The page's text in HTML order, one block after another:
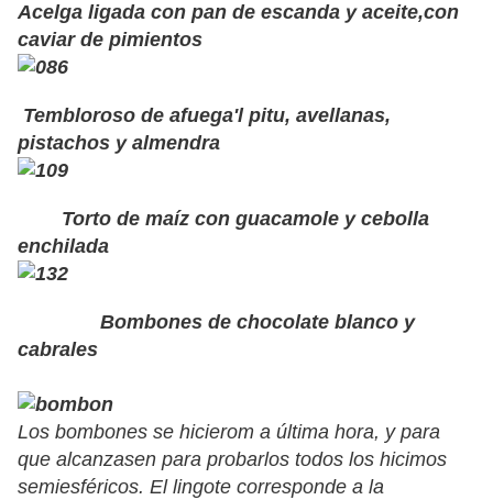
Acelga ligada con pan de escanda y aceite,con
caviar de pimientos
Tembloroso de afuega'l pitu, avellanas,
pistachos y almendra
Torto de maíz con guacamole y cebolla
enchilada
Bombones de chocolate blanco y
cabrales
Los bombones se hicierom a última hora, y para
que alcanzasen para probarlos todos los hicimos
semiesféricos. El lingote corresponde a la